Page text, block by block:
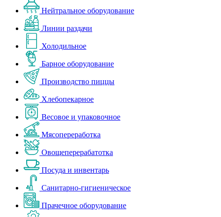
Нейтральное оборудование
Линии раздачи
Холодильное
Барное оборудование
Производство пиццы
Хлебопекарное
Весовое и упаковочное
Мясопереработка
Овощеперерабатотка
Посуда и инвентарь
Санитарно-гигиеническое
Прачечное оборудование